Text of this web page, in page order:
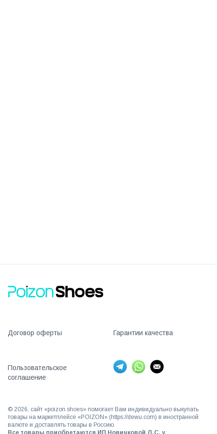
Договор оферты Гарантии качества
Пользовательское
соглашение
© 2026, сайт «poizon.shoes» помогает Вам индивидуально выкупать
товары на маркетплейсе «POIZON» (https://dewu.com) в иностранной
валюте и доставлять товары в Россию.